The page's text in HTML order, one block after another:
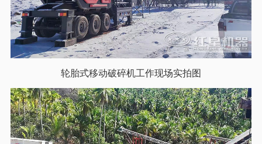
轮胎式移动破碎机工作现场实拍图